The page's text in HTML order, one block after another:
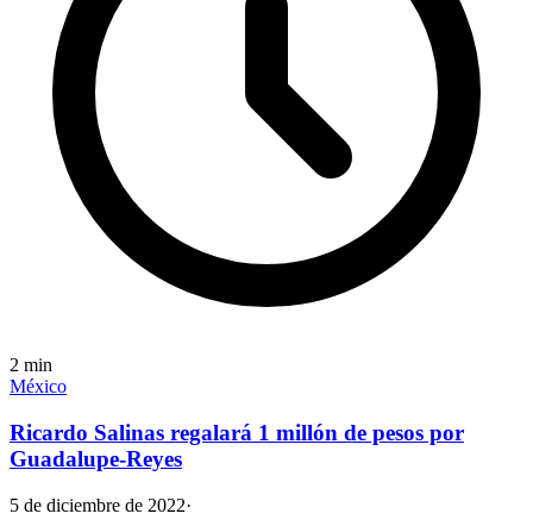
2 min
México
Ricardo Salinas regalará 1 millón de pesos por
Guadalupe-Reyes
5 de diciembre de 2022·